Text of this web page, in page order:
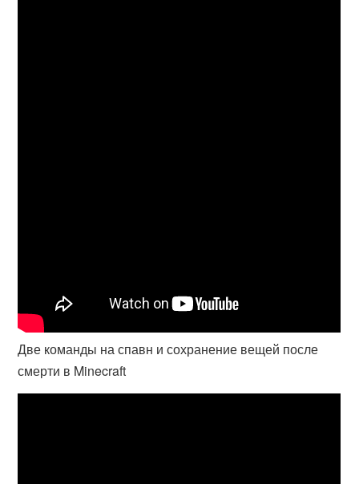
Две команды на спавн и сохранение вещей после
смерти в Minecraft